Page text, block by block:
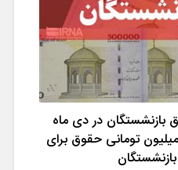
فرهنگ
فناوری
بازنشستگان در دی ماه
شد / افزایش 2 میلیون تومانی حقوق برای